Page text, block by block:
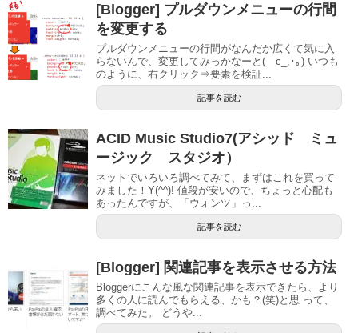
[Blogger] プルダウンメニューの行間
を変更する
プルダウンメニューの行間がなんだか広くて気に入
らないんで、変更してみっかなーと(ゝc_,･｡) いつも
のように、右クリック⇒要素を検証...
記事を読む
ACID Music Studio7(アシッド ミュ
ージック スタジオ）
ネットでいろいろ調べてみて、まずはこれを買って
みました！Y(^^)! 値段が安いので、ちょっと心配も
あったんですが、「ウォンツ」っ...
記事を読む
[Blogger] 関連記事を表示させる方法
Bloggerにこんな風な関連記事を表示できたら、より
多くの人に読んでもらえる、かも？(笑)と思 って、
調べてみた。 どうや...